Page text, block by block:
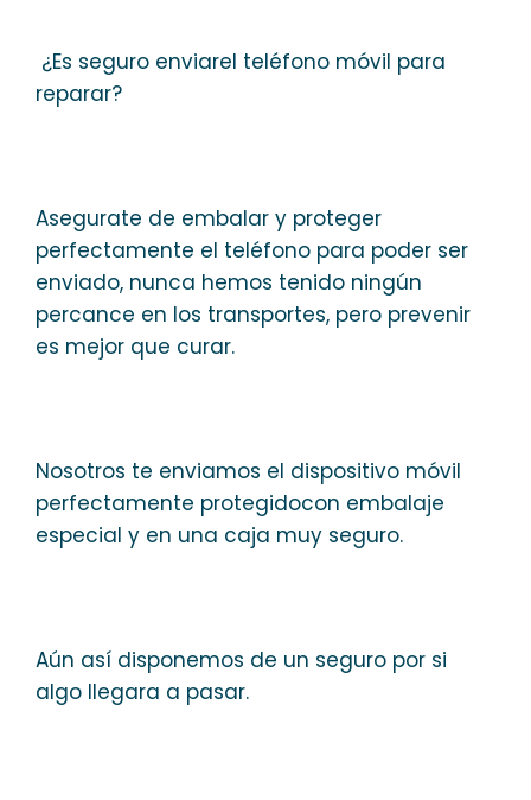
¿Es seguro enviarel teléfono móvil para
reparar?
Asegurate de embalar y proteger
perfectamente el teléfono para poder ser
enviado, nunca hemos tenido ningún
percance en los transportes, pero prevenir
es mejor que curar.
Nosotros te enviamos el dispositivo móvil
perfectamente protegidocon embalaje
especial y en una caja muy seguro.
Aún así disponemos de un seguro por si
algo llegara a pasar.